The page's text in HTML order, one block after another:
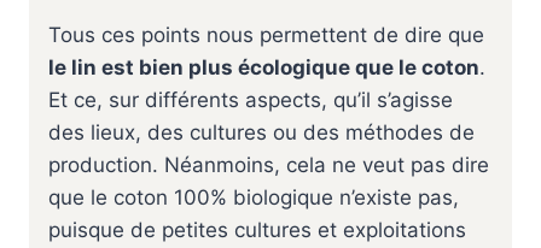
Tous ces points nous permettent de dire que
le lin est bien plus écologique que le coton.
Et ce, sur différents aspects, qu’il s’agisse
des lieux, des cultures ou des méthodes de
production. Néanmoins, cela ne veut pas dire
que le coton 100% biologique n’existe pas,
puisque de petites cultures et exploitations